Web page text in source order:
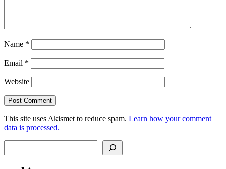
Name *
Email *
Website
This site uses Akismet to reduce spam. Learn how your comment
data is processed.